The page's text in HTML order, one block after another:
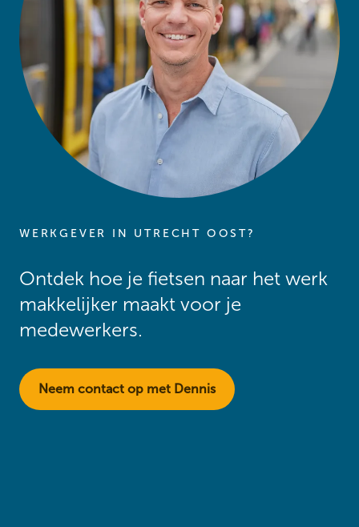
WERKGEVER IN UTRECHT OOST?
Ontdek hoe je fietsen naar het werk
makkelijker maakt voor je
medewerkers.
Neem contact op met Dennis